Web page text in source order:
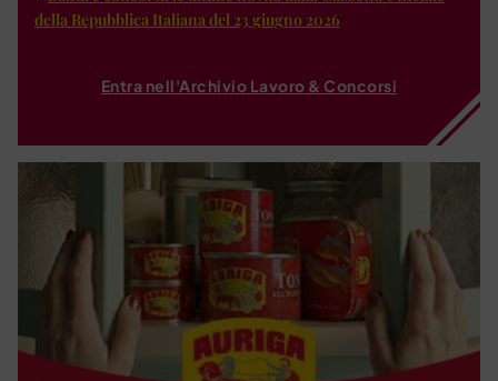
della Repubblica Italiana del 23 giugno 2026
Entra nell'Archivio Lavoro & Concorsi